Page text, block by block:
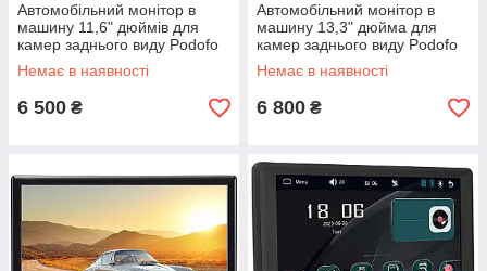
Автомобільний монітор в
машину 11,6" дюймів для
камер заднього виду Podofo
A3124EU, FullHD 1080P, 12-
24V
Немає в наявності
6 500 ₴
Автомобільний монітор в
машину 13,3" дюйма для
камер заднього виду Podofo
A3125EU, FullHD 1080P, 12-
24V
Немає в наявності
6 800 ₴